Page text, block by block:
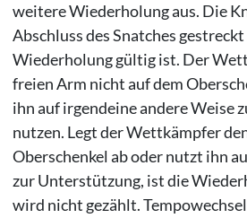
weitere Wiederholung aus. Die
Abschluss des Snatches
Wiederholung gültig ist. Der
freien Arm nicht auf dem
ihn auf irgendeine andere Weise
nutzen. Legt der Wettkämpfer
Oberschenkel ab oder nutzt ihn
zur Unterstützung, ist die
wird nicht gezählt. Tempowechsel